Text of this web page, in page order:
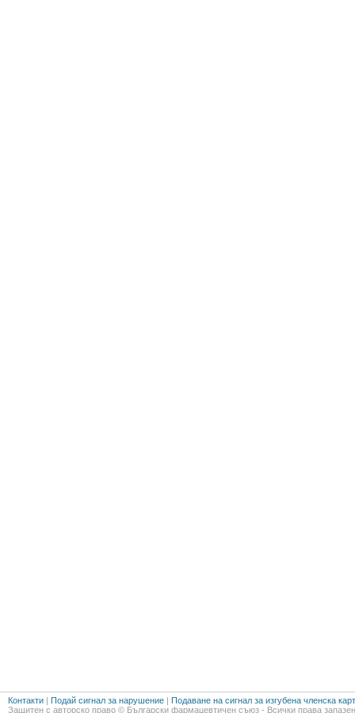
Контакти | Подай сигнал за нарушение | Подаване на сигнал за изгубена членска
Защитен с авторско право © Български фармацевтичен съюз - Всички права